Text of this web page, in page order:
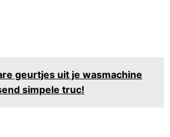
geurtjes uit je wasmachine
simpele truc!